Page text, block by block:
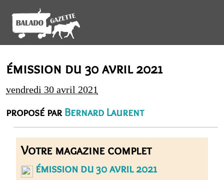
émission du 30 avril 2021
vendredi 30 avril 2021
proposé par Bernard Laurent
Votre magazine complet
émission du 30 avril 2021